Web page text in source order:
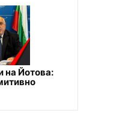
на Йотова: